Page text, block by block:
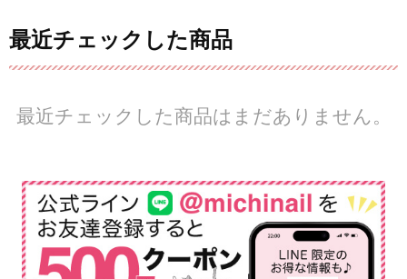
最近チェックした商品
最近チェックした商品はまだありません。